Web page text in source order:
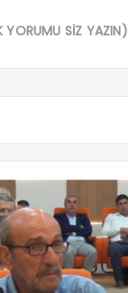
YORUMU SİZ YAZIN)